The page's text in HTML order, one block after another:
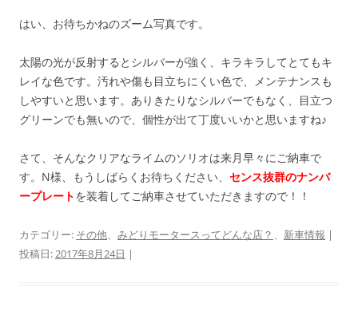
はい、お待ちかねのズーム写真です。
太陽の光が反射するとシルバーが強く、キラキラしてとてもキ
レイな色です。汚れや傷も目立ちにくい色で、メンテナンスも
しやすいと思います。ありきたりなシルバーでもなく、目立つ
グリーンでも無いので、個性が出て丁度いいかと思いますね♪
さて、そんなクリアなライムのソリオは来月早々にご納車で
す。N様、もうしばらくお待ちください、 センス抜群のナンバ
ープレートを装着してご納車させていただきますので！！
カテゴリー: その他、 みどりモータースってどんな店？ 、 新車情報 |
投稿日:2017年8月24日 |